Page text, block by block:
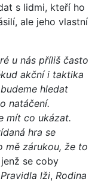
s lidmi, kteří ho
ale jeho vlastní
u nás příliš často
akční i taktika
hledat
natáčení.
mít co ukázat.
hra se
mě zárukou, že to
se coby
Pravidla lži, Rodina